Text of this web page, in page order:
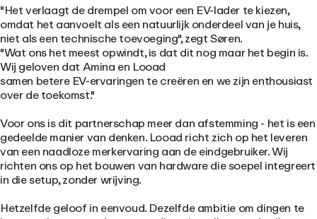
"Het verlaagt de drempel om voor een EV-lader te kiezen,
omdat het aanvoelt als een natuurlijk onderdeel van je huis,
niet als een technische toevoeging", zegt Søren.
"Wat ons het meest opwindt, is dat dit nog maar het begin is.
Wij geloven dat Amina en Looad
samen betere EV-ervaringen te creëren en we zijn enthousiast
over de toekomst."
Voor ons is dit partnerschap meer dan afstemming - het is een
gedeelde manier van denken. Looad richt zich op het leveren
van een naadloze merkervaring aan de eindgebruiker. Wij
richten ons op het bouwen van hardware die soepel integreert
in die setup, zonder wrijving.
Hetzelfde geloof in eenvoud. Dezelfde ambitie om dingen te